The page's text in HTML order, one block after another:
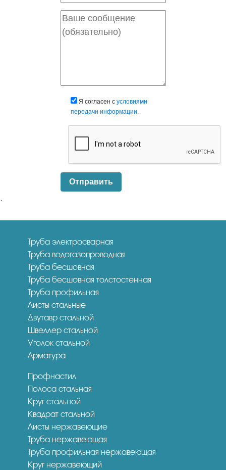
Я согласен с условиями
передачи информации.
Отправить
.
Труба электросварная
Труба водогазопроводная
Труба бесшовная
Труба бесшовная толстостенная
Труба профильная
Листы стальные
Двутавр стальной
Швеллер стальной
Уголок стальной
Арматура
Профнастил
Полоса стальная
Круг стальной
Квадрат стальной
Листы нержавеющие
Труба нержавеющая
Труба профильная нержавеющая
Круг нержавеющий